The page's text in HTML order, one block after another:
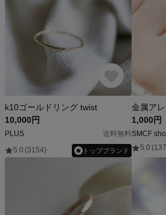
k10ゴールドリング twist
10,000円
PLUS
送料無料
5.0 (3154) トップブランド
1,000円
SMCF
5.0